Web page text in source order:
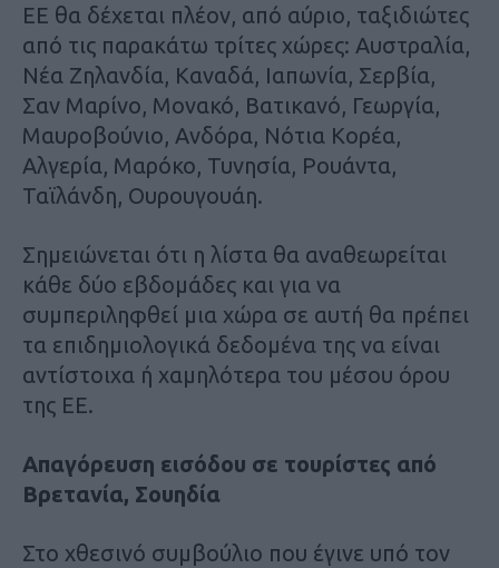
ΕΕ θα δέχεται πλέον, από αύριο, ταξιδιώτες
από τις παρακάτω τρίτες χώρες: Αυστραλία,
Νέα Ζηλανδία, Καναδά, Ιαπωνία, Σερβία,
Σαν Μαρίνο, Μονακό, Βατικανό, Γεωργία,
Μαυροβούνιο, Ανδόρα, Νότια Κορέα,
Αλγερία, Μαρόκο, Τυνησία, Ρουάντα,
Ταϊλάνδη, Ουρουγουάη.
Σημειώνεται ότι η λίστα θα αναθεωρείται
κάθε δύο εβδομάδες και για να
συμπεριληφθεί μια χώρα σε αυτή θα πρέπει
τα επιδημιολογικά δεδομένα της να είναι
αντίστοιχα ή χαμηλότερα του μέσου όρου
της ΕΕ.
Απαγόρευση εισόδου σε τουρίστες από
Βρετανία, Σουηδία
Στο χθεσινό συμβούλιο που έγινε υπό τον